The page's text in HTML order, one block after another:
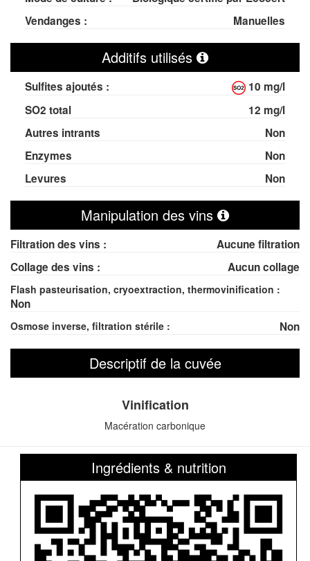
Vendanges :
Manuelles
Additifs utilisés
Sulfites ajoutés :
10 mg/l
SO2 total
12 mg/l
Autres intrants
Non
Enzymes
Non
Levures
Non
Manipulation des vins
Filtration des vins :
Aucune filtration
Collage des vins :
Aucun collage
Flash pasteurisation, cryoextraction, thermovinification :
Non
Osmose inverse, filtration stérile : Non
Descriptif de la cuvée
Vinification
Macération carbonique
Ingrédients & nutrition